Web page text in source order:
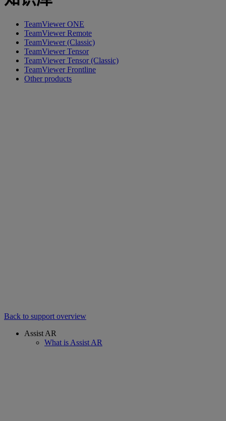
TeamViewer ONE
TeamViewer Remote
TeamViewer (Classic)
TeamViewer Tensor
TeamViewer Tensor (Classic)
TeamViewer Frontline
Other products
Back to support overview
Assist AR
What is Assist AR